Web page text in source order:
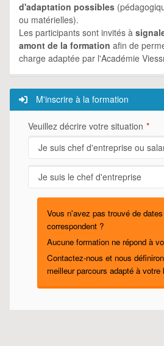
d'adaptation possibles
ou matérielles).
Les participants sont invités à
amont de la formation afin de
charge adaptée par l'Académie
M'inscrire à la formation
Veuillez décrire votre situation
Vous n'avez pas trouvé de
correspondent ?
Aucune formation ne répond à
Contactez-nous et nous
meilleur parcours adapté à votre